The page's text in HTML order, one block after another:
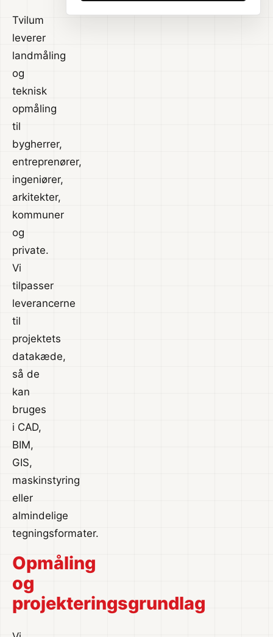
Tvilum
leverer
landmåling
og
teknisk
opmåling
til
bygherrer,
entreprenører,
ingeniører,
arkitekter,
kommuner
og
private.
Vi
tilpasser
leverancerne
til
projektets
datakæde,
så de
kan
bruges
i CAD,
BIM,
GIS,
maskinstyring
eller
almindelige
tegningsformater.
Opmåling
og
projekteringsgrundlag